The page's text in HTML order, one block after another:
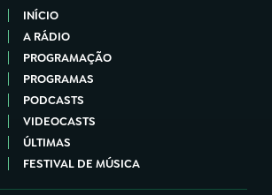
INÍCIO
A RÁDIO
PROGRAMAÇÃO
PROGRAMAS
PODCASTS
VIDEOCASTS
ÚLTIMAS
FESTIVAL DE MÚSICA